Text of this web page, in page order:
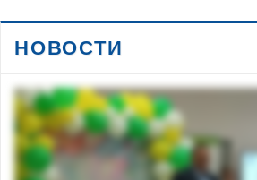
НОВОСТИ